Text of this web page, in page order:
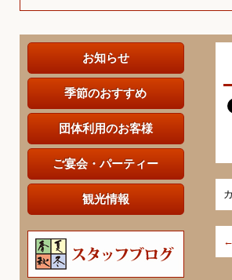
お知らせ
季節のおすすめ
団体利用のお客様
ご宴会・パーティー
観光情報